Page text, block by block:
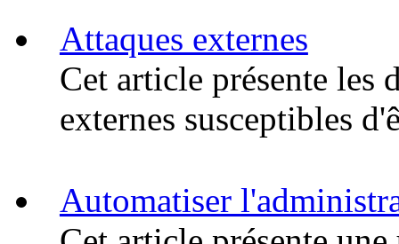
Attaques externes
Cet article présente les
externes susceptibles
Automatiser